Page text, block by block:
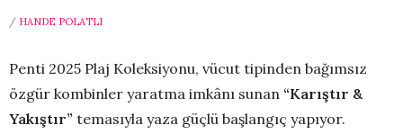
/ HANDE POLATLI
Penti 2025 Plaj Koleksiyonu, vücut tipinden bağımsız
özgür kombinler yaratma imkânı sunan “Karıştır &
Yakıştır” temasıyla yaza güçlü başlangıç yapıyor.